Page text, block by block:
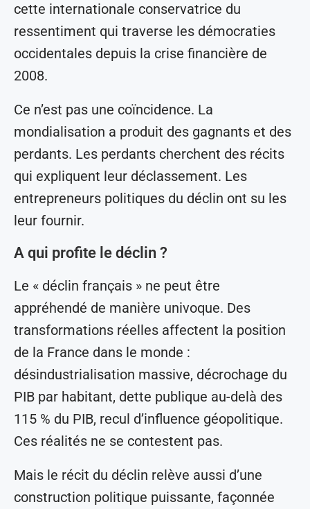
cette internationale conservatrice du
ressentiment qui traverse les démocraties
occidentales depuis la crise financière de
2008.
Ce n’est pas une coïncidence. La
mondialisation a produit des gagnants et des
perdants. Les perdants cherchent des récits
qui expliquent leur déclassement. Les
entrepreneurs politiques du déclin ont su les
leur fournir.
A qui profite le déclin ?
Le « déclin français » ne peut être
appréhendé de manière univoque. Des
transformations réelles affectent la position
de la France dans le monde :
désindustrialisation massive, décrochage du
PIB par habitant, dette publique au-delà des
115 % du PIB, recul d’influence géopolitique.
Ces réalités ne se contestent pas.
Mais le récit du déclin relève aussi d’une
construction politique puissante, façonnée